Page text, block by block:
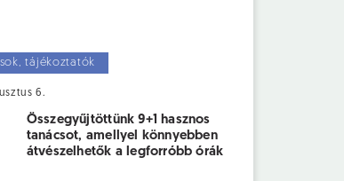
tájékoztatók
6.
Összegyűjtöttünk 9+1 hasznos
tanácsot, amellyel könnyebben
átvészelhetők a legforróbb órák